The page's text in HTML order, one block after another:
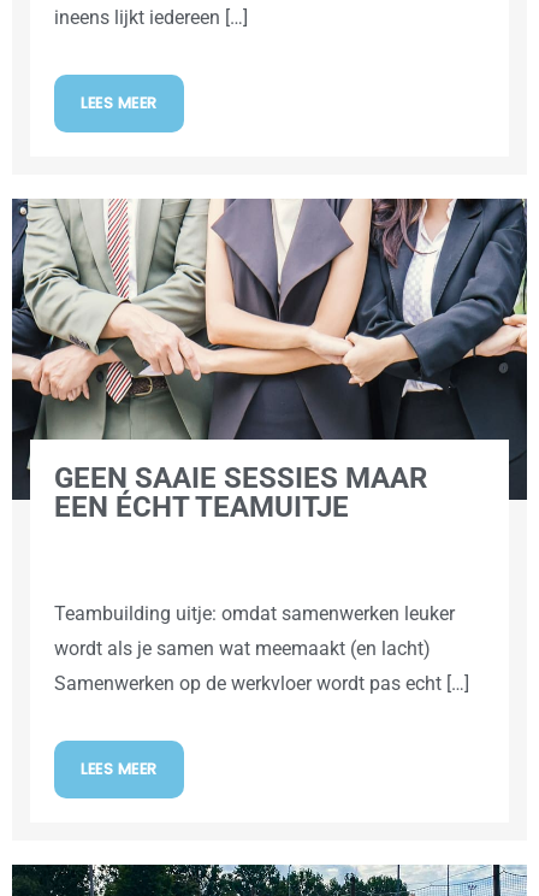
ineens lijkt iedereen […]
LEES MEER
GEEN SAAIE SESSIES MAAR
EEN ÉCHT TEAMUITJE
Teambuilding uitje: omdat samenwerken leuker
wordt als je samen wat meemaakt (en lacht)
Samenwerken op de werkvloer wordt pas echt […]
LEES MEER